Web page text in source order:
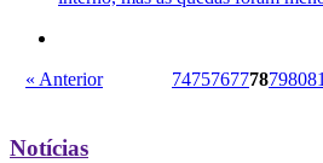
« Anterior 7475767778798081
Notícias